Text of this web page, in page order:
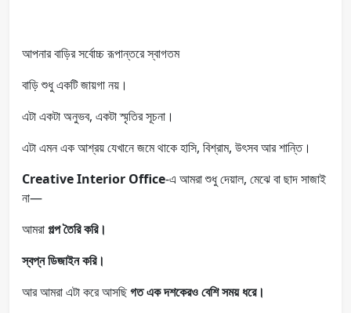
আপনার বাড়ির সর্বোচ্চ রূপান্তরে স্বাগতম
বাড়ি শুধু একটি জায়গা নয়।
এটা একটা অনুভব, একটা স্মৃতির সূচনা।
এটা এমন এক আশ্রয় যেখানে জমে থাকে হাসি, বিশ্রাম, উৎসব আর শান্তি।
Creative Interior Office-এ আমরা শুধু দেয়াল, মেঝে বা ছাদ সাজাই
না—
আমরাগল্প তৈরি করি।
স্বপ্ন ডিজাইন করি।
আর আমরা এটা করে আসছিগত এক দশকেরও বেশি সময় ধরে।